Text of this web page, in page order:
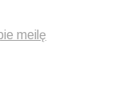
meilę